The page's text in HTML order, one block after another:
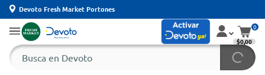
Devoto Fresh Market Portones
0
$0,00